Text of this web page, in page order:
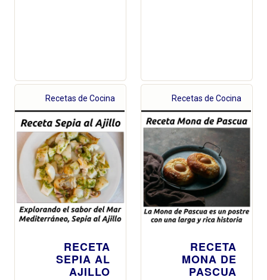
Recetas de Cocina
RECETA
SEPIA AL
AJILLO
Recetas de Cocina
RECETA
MONA DE
PASCUA